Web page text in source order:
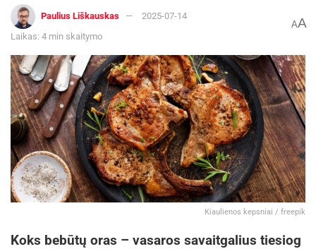
Paulius Liškauskas
2025-07-14
Laikas: 4 min skaitymo
AA
Kiaulienos kepsniai / freepik
Koks bebūtų oras – vasaros savaitgalius tiesiog